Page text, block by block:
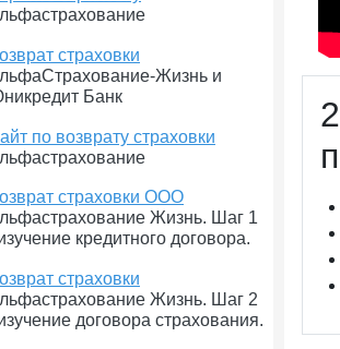
страховки
Жизнь и
Банк
по возврату страховки
страховки ООО
Жизнь. Шаг 1
кредитного договора.
страховки
Жизнь. Шаг 2
договора страхования.